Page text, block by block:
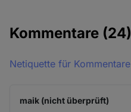
Kommentare (24)
Netiquette für Kommentare
maik (nicht überprüft)